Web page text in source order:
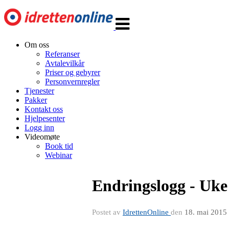
navigasjon
Om oss
Referanser
Avtalevilkår
Priser og gebyrer
Personvernregler
Tjenester
Pakker
Kontakt oss
Hjelpesenter
Logg inn
Videomøte
Book tid
Webinar
Endringslogg -
Postet av IdrettenOnline den 18. mai 2015